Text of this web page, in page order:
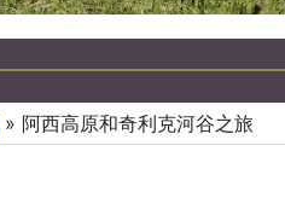
» 阿西高原和奇利克河谷之旅